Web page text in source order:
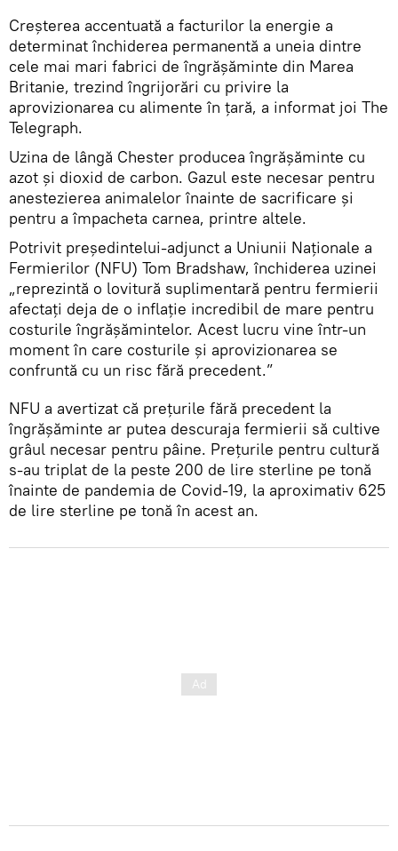
Creșterea accentuată a facturilor la energie a
determinat închiderea permanentă a uneia dintre
cele mai mari fabrici de îngrășăminte din Marea
Britanie, trezind îngrijorări cu privire la
aprovizionarea cu alimente în țară, a informat joi The
Telegraph.
Uzina de lângă Chester producea îngrășăminte cu
azot și dioxid de carbon. Gazul este necesar pentru
anestezierea animalelor înainte de sacrificare și
pentru a împacheta carnea, printre altele.
Potrivit președintelui-adjunct a Uniunii Naţionale a
Fermierilor (NFU) Tom Bradshaw, închiderea uzinei
„reprezintă o lovitură suplimentară pentru fermierii
afectaţi deja de o inflație incredibil de mare pentru
costurile îngrășămintelor. Acest lucru vine într-un
moment în care costurile și aprovizionarea se
confruntă cu un risc fără precedent.”
NFU a avertizat că prețurile fără precedent la
îngrășăminte ar putea descuraja fermierii să cultive
grâul necesar pentru pâine. Prețurile pentru cultură
s-au triplat de la peste 200 de lire sterline pe tonă
înainte de pandemia de Covid-19, la aproximativ 625
de lire sterline pe tonă în acest an.